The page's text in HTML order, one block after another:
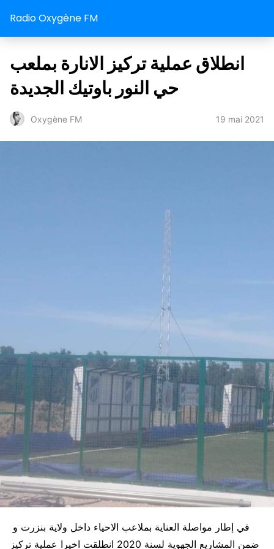
Radio Oxygène FM
انطلاق عملية تركيز الانارة بملعب
حي النور باوتيك الجديدة
Oxygène FM 19 mai 2021
ضمن المشاريع الجهوية لسنة 2020 انطلقت اخيرا عملية تركيز